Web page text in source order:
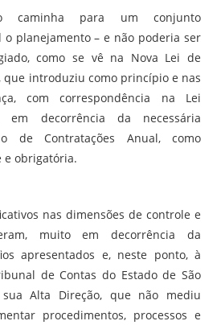
caminha para um conjunto
planejamento – e não poderia ser
como se vê na Nova Lei de
que introduziu como princípio e nas
com correspondência na Lei
em decorrência da necessária
de Contratações Anual, como
e obrigatória.
nas dimensões de controle e
muito em decorrência da
apresentados e, neste ponto, à
de Contas do Estado de São
Alta Direção, que não mediu
procedimentos, processos e